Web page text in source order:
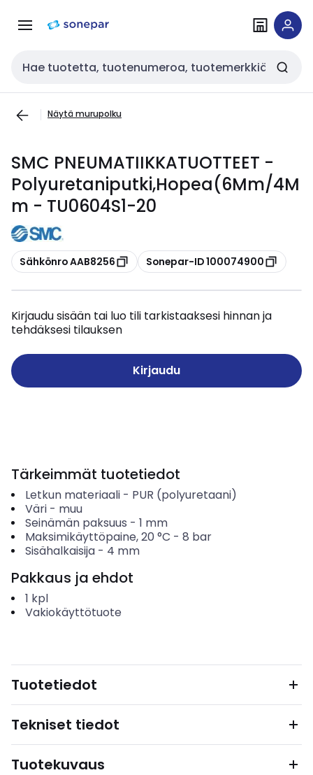
navigointiinsisältöön
Haku
Näytä murupolku
SMC PNEUMATIIKKATUOTTEET -
Polyuretaniputki,Hopea(6Mm/4M
m - TU0604S1-20
Kopioi
Sähkönro AAB8256 Kopioi
Sonepar-ID 100074900
Kirjaudu sisään tai luo tili tarkistaaksesi hinnan ja
tehdäksesi tilauksen
Kirjaudu
Tärkeimmät tuotetiedot
Letkun materiaali- PUR (polyuretaani)
Väri- muu
Seinämän paksuus - 1 mm
Maksimikäyttöpaine, 20 °C - 8 bar
Sisähalkaisija- 4 mm
Pakkaus ja ehdot
1 kpl
Vakiokäyttötuote
Tuotetiedot
Tekniset tiedot
Tuotekuvaus